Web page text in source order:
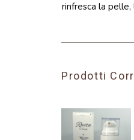
rinfresca la
Prodotti